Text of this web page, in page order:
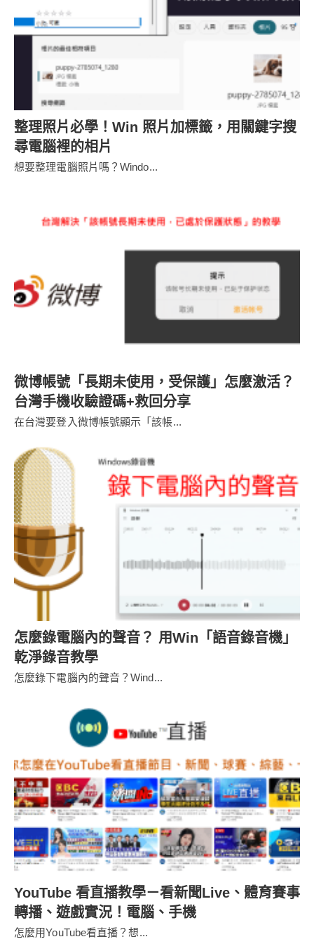
整理照片必學！Win 照片加標籤，用關鍵字搜
尋電腦裡的相片
想要整理電腦照片嗎？Windo...
微博帳號「長期未使用，受保護」怎麼激活？
台灣手機收驗證碼+救回分享
在台灣要登入微博帳號顯示「該帳...
怎麼錄電腦內的聲音？ 用Win「語音錄音機」
乾淨錄音教學
怎麼錄下電腦內的聲音？Wind...
YouTube 看直播教學－看新聞Live、體育賽事
轉播、遊戲實況！電腦、手機
怎麼用YouTube看直播？想...